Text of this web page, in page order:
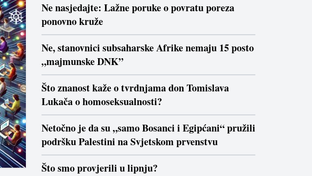
Ne nasjedajte: Lažne poruke o povratu poreza
ponovno kruže
Ne, stanovnici subsaharske Afrike nemaju 15 posto
„majmunske DNK”
Što znanost kaže o tvrdnjama don Tomislava
Lukača o homoseksualnosti?
Netočno je da su „samo Bosanci i Egipćani“ pružili
podršku Palestini na Svjetskom prvenstvu
Što smo provjerili u lipnju?